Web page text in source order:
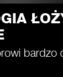
bardzo